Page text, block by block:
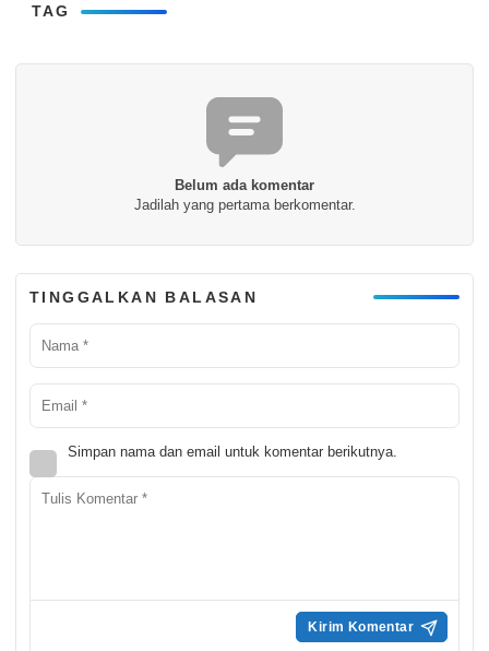
TAG
Belum ada komentar
Jadilah yang pertama berkomentar.
TINGGALKAN BALASAN
Simpan nama dan email untuk komentar berikutnya.